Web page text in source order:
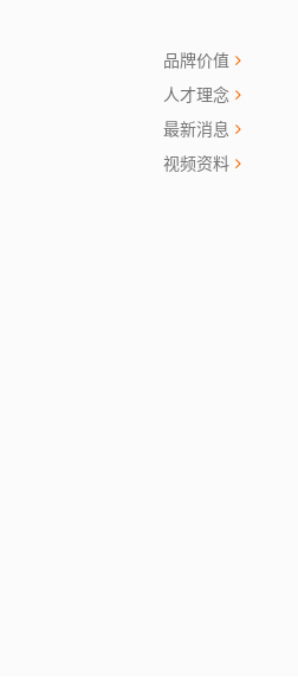
品牌价值
人才理念
最新消息
视频资料